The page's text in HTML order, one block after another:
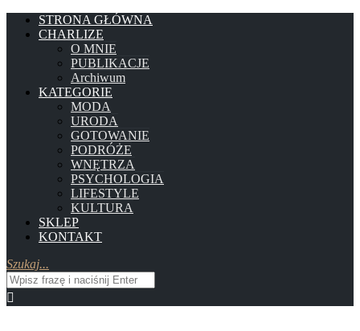
STRONA GŁÓWNA
CHARLIZE
O MNIE
PUBLIKACJE
Archiwum
KATEGORIE
MODA
URODA
GOTOWANIE
PODRÓŻE
WNĘTRZA
PSYCHOLOGIA
LIFESTYLE
KULTURA
SKLEP
KONTAKT
Szukaj...